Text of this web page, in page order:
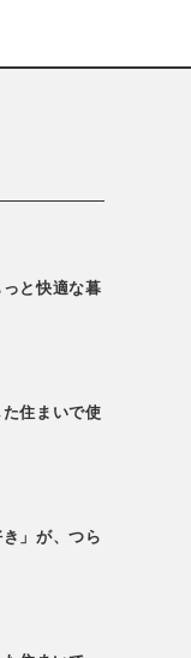
と快適な暮
住まいで使
き」が、つら